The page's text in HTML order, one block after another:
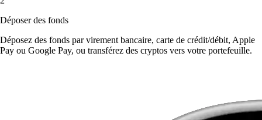
Déposer des fonds
Déposez des fonds par virement bancaire, carte de crédit/débit, Apple
Pay ou Google Pay, ou transférez des cryptos vers votre portefeuille.